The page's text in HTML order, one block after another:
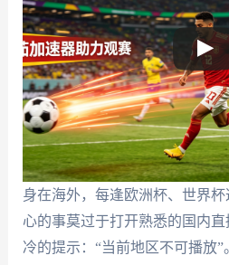
身在海外，每逢欧洲杯、世界
心的事莫过于打开熟悉的国内
冷的提示：“当前地区不可播放”